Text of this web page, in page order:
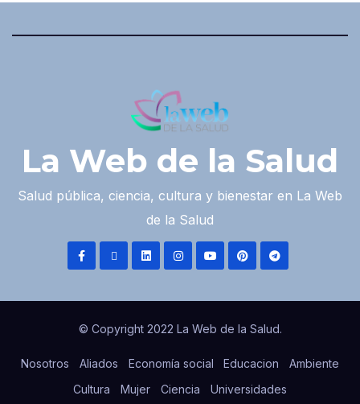
La Web de la Salud
Salud pública, ciencia, cultura y bienestar en La Web
de la Salud
© Copyright 2022 La Web de la Salud.
Nosotros Aliados Economía social Educacion
Ambiente
Cultura
Mujer Ciencia Universidades